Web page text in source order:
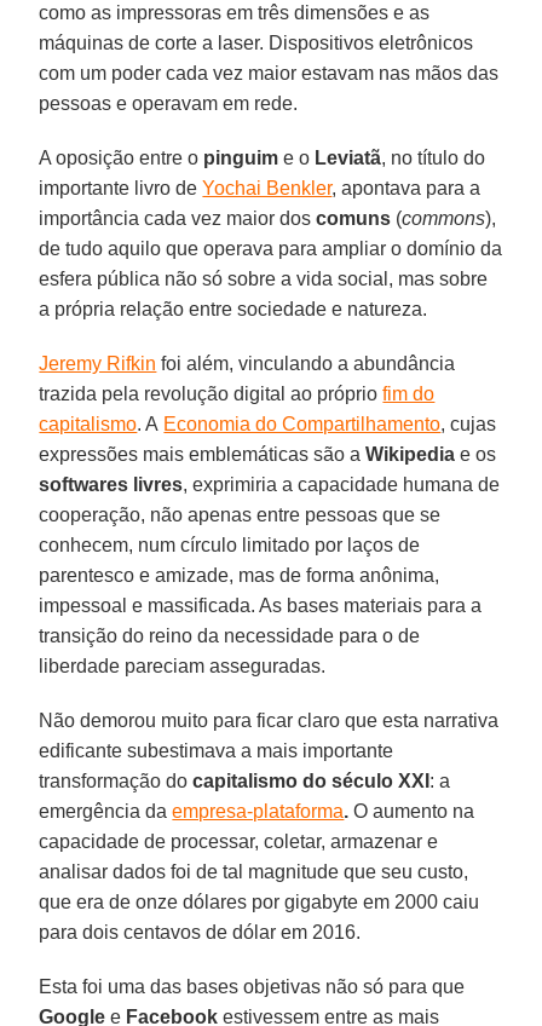
como as impressoras em três dimensões e as
máquinas de corte a laser. Dispositivos eletrônicos
com um poder cada vez maior estavam nas mãos das
pessoas e operavam em rede.
A oposição entre o pinguim e o Leviatã, no título do
importante livro deYochai Benkler, apontava para a
importância cada vez maior doscomuns (commons),
de tudo aquilo que operava para ampliar o domínio da
esfera pública não só sobre a vida social, mas sobre
a própria relação entre sociedade e natureza.
Jeremy Rifkin foi além, vinculando a abundância
trazida pela revolução digital ao própriofim do
capitalismo. A Economia do Compartilhamento, cujas
expressões mais emblemáticas são aWikipedia e os
softwares livres, exprimiria a capacidade humana de
cooperação, não apenas entre pessoas que se
conhecem, num círculo limitado por laços de
parentesco e amizade, mas de forma anônima,
impessoal e massificada. As bases materiais para a
transição do reino da necessidade para o de
liberdade pareciam asseguradas.
Não demorou muito para ficar claro que esta narrativa
edificante subestimava a mais importante
transformação docapitalismo do século XXI : a
emergência daempresa-plataforma. O aumento na
capacidade de processar, coletar, armazenar e
analisar dados foi de tal magnitude que seu custo,
que era de onze dólares por gigabyte em 2000 caiu
para dois centavos de dólar em 2016.
Esta foi uma das bases objetivas não só para que
Google e Facebook estivessem entre as mais